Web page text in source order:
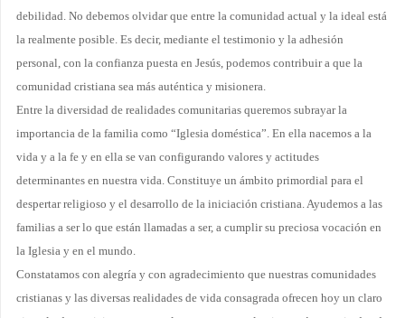
debilidad. No debemos olvidar que entre la comunidad actual y la ideal está
la realmente posible. Es decir, mediante el testimonio y la adhesión
personal, con la confianza puesta en Jesús, podemos contribuir a que la
comunidad cristiana sea más auténtica y misionera.
Entre la diversidad de realidades comunitarias queremos subrayar la
importancia de la familia como “Iglesia doméstica”. En ella nacemos a la
vida y a la fe y en ella se van configurando valores y actitudes
determinantes en nuestra vida. Constituye un ámbito primordial para el
despertar religioso y el desarrollo de la iniciación cristiana. Ayudemos a las
familias a ser lo que están llamadas a ser, a cumplir su preciosa vocación en
la Iglesia y en el mundo.
Constatamos con alegría y con agradecimiento que nuestras comunidades
cristianas y las diversas realidades de vida consagrada ofrecen hoy un claro